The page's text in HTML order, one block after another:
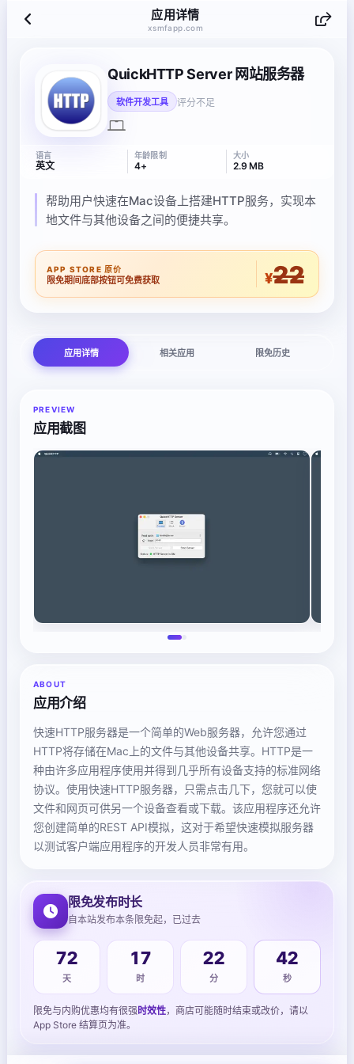
应用详情
xsmfapp.com
QuickHTTP Server 网站服务器
软件开发工具 评分不足
语言
英文
年龄限制
4+
大小
2.9 MB
帮助用户快速在Mac设备上搭建HTTP服务，实现本
地文件与其他设备之间的便捷共享。
APP STORE 原价
限免期间底部按钮可免费获取 ¥22
应用详情 相关应用 限免历史
PREVIEW
应用截图
ABOUT
应用介绍
快速HTTP服务器是一个简单的Web服务器，允许您通过
HTTP将存储在Mac上的文件与其他设备共享。HTTP是一
种由许多应用程序使用并得到几乎所有设备支持的标准网络
协议。使用快速HTTP服务器，只需点击几下，您就可以使
文件和网页可供另一个设备查看或下载。该应用程序还允许
您创建简单的REST API模拟，这对于希望快速模拟服务器
以测试客户端应用程序的开发人员非常有用。
限免发布时长
自本站发布本条限免起，已过去
72
天
17
时
22
分
43
秒
限免与内购优惠均有很强时效性，商店可能随时结束或改价，请以
App Store 结算页为准。